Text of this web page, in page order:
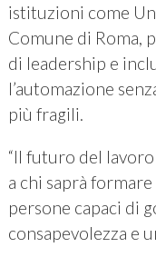
istituzioni come
Comune di Roma,
di leadership e
l’automazione
più fragili.
“Il futuro del
a chi saprà
persone capaci di
consapevolezza e